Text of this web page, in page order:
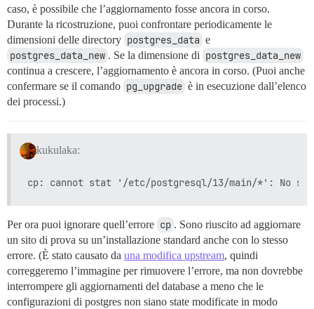
caso, è possibile che l’aggiornamento fosse ancora in corso.
Durante la ricostruzione, puoi confrontare periodicamente le
dimensioni delle directory postgres_data e
postgres_data_new . Se la dimensione di postgres_data_new
continua a crescere, l’aggiornamento è ancora in corso. (Puoi anche
confermare se il comando pg_upgrade è in esecuzione dall’elenco
dei processi.)
kukulaka:
Per ora puoi ignorare quell’errore cp . Sono riuscito ad aggiornare
un sito di prova su un’installazione standard anche con lo stesso
errore. (È stato causato da una modifica upstream, quindi
correggeremo l’immagine per rimuovere l’errore, ma non dovrebbe
interrompere gli aggiornamenti del database a meno che le
configurazioni di postgres non siano state modificate in modo